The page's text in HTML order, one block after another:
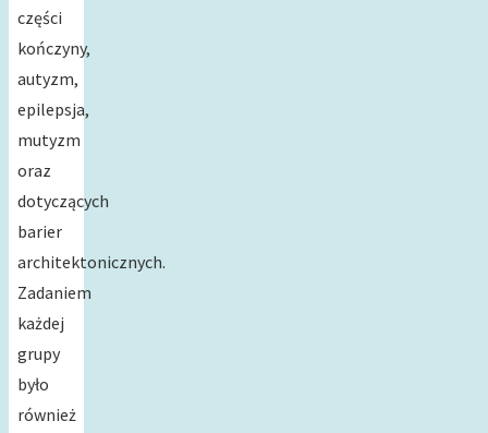
części
kończyny,
autyzm,
epilepsja,
mutyzm
oraz
dotyczących
barier
architektonicznych.
Zadaniem
każdej
grupy
było
również